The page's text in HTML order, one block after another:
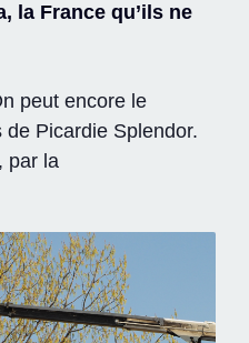
la France qu’ils ne
peut encore le
Picardie Splendor.
par la